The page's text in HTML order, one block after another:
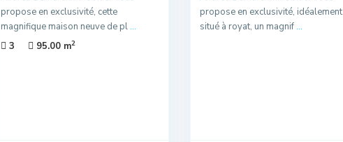
propose en exclusivité, cette
magnifique maison neuve de pl...
3
95.00 m2
propose en exclusivité, idéalement
situé à royat, un magnif...